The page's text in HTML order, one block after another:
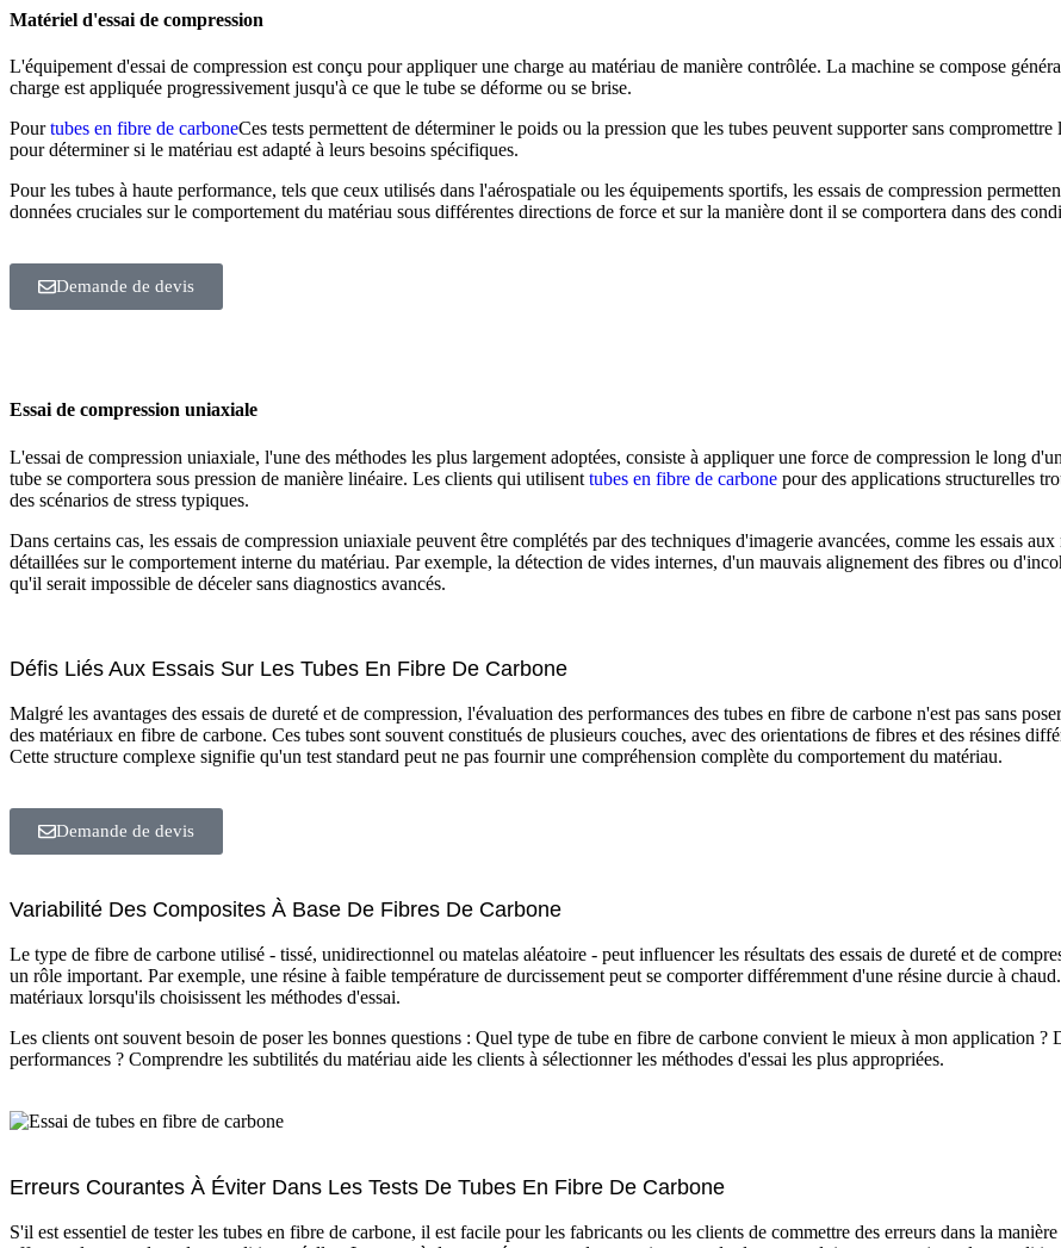
Matériel d'essai de compression
L'équipement d'essai de compression est conçu pour appliquer une charge au matériau de manière contrôlée. La machine se compose
charge est appliquée progressivement jusqu'à ce que le tube se déforme ou se brise.
Pourtubes en fibre de carboneCes tests permettent de déterminer le poids ou la pression que les tubes peuvent supporter sans
pour déterminer si le matériau est adapté à leurs besoins spécifiques.
Pour les tubes à haute performance, tels que ceux utilisés dans l'aérospatiale ou les équipements sportifs, les essais de compression
données cruciales sur le comportement du matériau sous différentes directions de force et sur la manière dont il se comportera dans des
Demande de devis
Essai de compression uniaxiale
L'essai de compression uniaxiale, l'une des méthodes les plus largement adoptées, consiste à appliquer une force de compression le long
tube se comportera sous pression de manière linéaire. Les clients qui utilisent tubes en fibre de carbone pour des applications structurelles
des scénarios de stress typiques.
Dans certains cas, les essais de compression uniaxiale peuvent être complétés par des techniques d'imagerie avancées, comme les essais
détaillées sur le comportement interne du matériau. Par exemple, la détection de vides internes, d'un mauvais alignement des fibres ou
qu'il serait impossible de déceler sans diagnostics avancés.
Défis Liés Aux Essais Sur Les Tubes En Fibre De Carbone
Malgré les avantages des essais de dureté et de compression, l'évaluation des performances des tubes en fibre de carbone n'est pas sans
des matériaux en fibre de carbone. Ces tubes sont souvent constitués de plusieurs couches, avec des orientations de fibres et des résines
Cette structure complexe signifie qu'un test standard peut ne pas fournir une compréhension complète du comportement du matériau.
Demande de devis
Variabilité Des Composites À Base De Fibres De Carbone
Le type de fibre de carbone utilisé - tissé, unidirectionnel ou matelas aléatoire - peut influencer les résultats des essais de dureté et de
un rôle important. Par exemple, une résine à faible température de durcissement peut se comporter différemment d'une résine durcie à
matériaux lorsqu'ils choisissent les méthodes d'essai.
Les clients ont souvent besoin de poser les bonnes questions : Quel type de tube en fibre de carbone convient le mieux à mon application
performances ? Comprendre les subtilités du matériau aide les clients à sélectionner les méthodes d'essai les plus appropriées.
Erreurs Courantes À Éviter Dans Les Tests De Tubes En Fibre De Carbone
S'il est essentiel de tester les tubes en fibre de carbone, il est facile pour les fabricants ou les clients de commettre des erreurs dans la